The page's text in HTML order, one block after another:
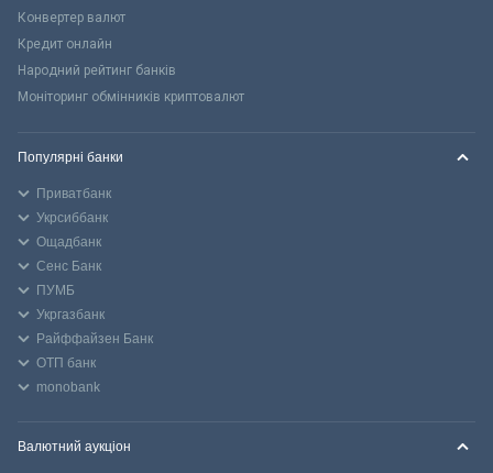
Конвертер валют
Кредит онлайн
Народний рейтинг банків
Моніторинг обмінників криптовалют
Популярні банки
Приватбанк
Укрсиббанк
Ощадбанк
Сенс Банк
ПУМБ
Укргазбанк
Райффайзен Банк
ОТП банк
monobank
Валютний аукціон